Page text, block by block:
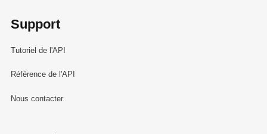
Support
Tutoriel de l'API
Référence de l'API
Nous contacter